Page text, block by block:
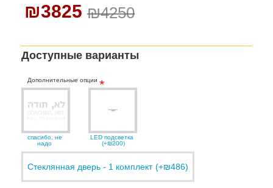
₪4250
₪3825
Доступные варианты
Дополнительные опции
спасибо, не
надо
LED подсветка
(+₪200)
Стеклянная дверь - 1 комплект (+₪486)